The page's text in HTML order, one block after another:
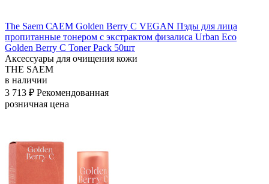
The Saem САЕМ Golden Berry C VEGAN Пэды для лица
пропитанные тонером с экстрактом физалиса Urban Eco
Golden Berry C Toner Pack 50шт
Аксессуары для очищения кожи
THE SAEM
в наличии
3 713 ₽ Рекомендованная
розничная цена